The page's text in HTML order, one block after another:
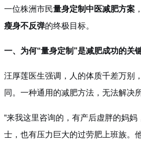
一位株洲市民量身定制中医减肥方案
瘦身不反弹的终极目标。
一、为何“量身定制”是减肥成功的关
汪厚莲医生强调，人的体质千差万别
同。一种通用的减肥方法，无法解决
“来我这里咨询的，有产后虚胖的妈妈
士，也有压力巨大的过劳肥上班族。